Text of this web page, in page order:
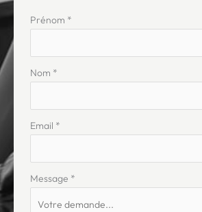
Formulaire
Prénom *
Nom *
Email *
Message *